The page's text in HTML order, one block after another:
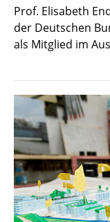
Prof. Elisabeth
der Deutschen
als Mitglied im